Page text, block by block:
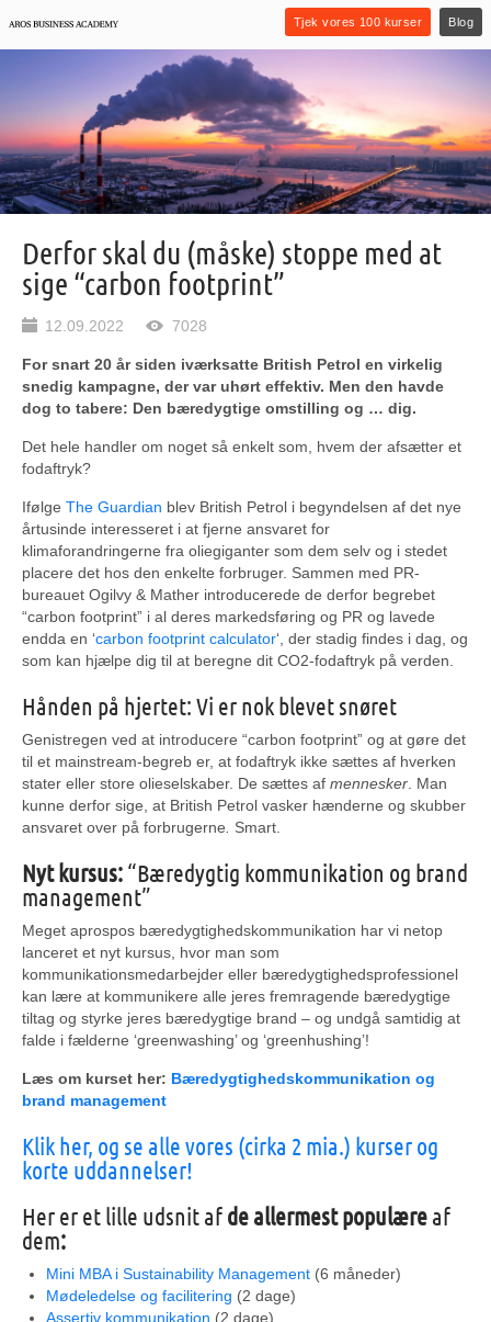
Tjek vores 100 kurser Blog
Derfor skal du (måske) stoppe med at
sige “carbon footprint”
12.09.2022 7028
For snart 20 år siden iværksatte British Petrol en virkelig
snedig kampagne, der var uhørt effektiv. Men den havde
dog to tabere: Den bæredygtige omstilling og … dig.
Det hele handler om noget så enkelt som, hvem der afsætter et
fodaftryk?
Ifølge The Guardian blev British Petrol i begyndelsen af det nye
årtusinde interesseret i at fjerne ansvaret for
klimaforandringerne fra oliegiganter som dem selv og i stedet
placere det hos den enkelte forbruger. Sammen med PR-
bureauet Ogilvy & Mather introducerede de derfor begrebet
“carbon footprint” i al deres markedsføring og PR og lavede
endda en ‘carbon footprint calculator‘, der stadig findes i dag, og
som kan hjælpe dig til at beregne dit CO2-fodaftryk på verden.
Hånden på hjertet: Vi er nok blevet snøret
Genistregen ved at introducere “carbon footprint” og at gøre det
til et mainstream-begreb er, at fodaftryk ikke sættes af hverken
stater eller store olieselskaber. De sættes af mennesker . Man
kunne derfor sige, at British Petrol vasker hænderne og skubber
ansvaret over på forbrugerne
Smart.
Nyt kursus:“Bæredygtig kommunikation og brand
management”
Meget aprospos bæredygtighedskommunikation har vi netop
lanceret et nyt kursus, hvor man som
kommunikationsmedarbejder eller bæredygtighedsprofessionel
kan lære at kommunikere alle jeres fremragende bæredygtige
tiltag og styrke jeres bæredygtige brand – og undgå samtidig at
falde i fælderne ‘greenwashing’ og ‘greenhushing’!
Læs om kurset her: Bæredygtighedskommunikation og
brand management
Klik her, og se alle vores (cirka 2 mia.) kurser og
korte uddannelser!
Her er et lille udsnit afde allermest populæreaf
dem:
Mini MBA i Sustainability Management (6 måneder)
Mødeledelse og facilitering (2 dage)
Assertiv kommunikation (2 dage)